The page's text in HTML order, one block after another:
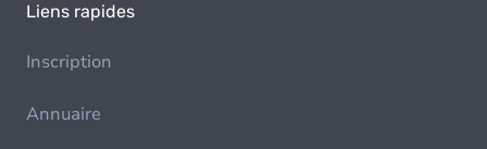
Liens rapides
Inscription
Annuaire